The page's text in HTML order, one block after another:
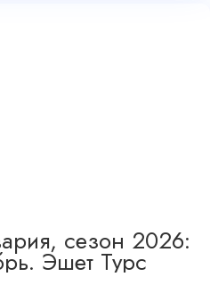
сезон 2026:
Эшет Турс